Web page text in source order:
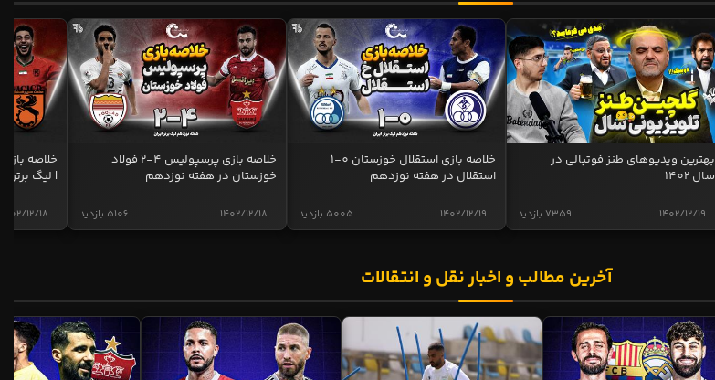
بهترین ویدیوهای طنز فوتبالی در
سال 1402
7359 بازدید 1402/12/19
خلاصه بازی استقلال خوزستان 0-1
استقلال در هفته نوزدهم
5005 بازدید 1402/12/19
خلاصه بازی پرسپولیس 4-2 فولاد
خوزستان در هفته نوزدهم
5106 بازدید 1402/12/18
| لیگ برتر
1402/12/18
آخرین مطالب و اخبار نقل و انتقالات